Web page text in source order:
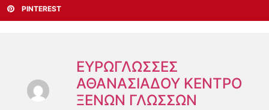
PINTEREST
ΕΥΡΩΓΛΏΣΣΕΣ
ΑΘΑΝΑΣΙΆΔΟΥ ΚΈΝΤΡΟ
ΞΈΝΩΝ ΓΛΩΣΣΏΝ